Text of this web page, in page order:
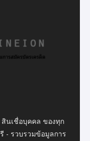
นเชื่อบุคคล ของทุก
- รวบรวมข้อมูลการ